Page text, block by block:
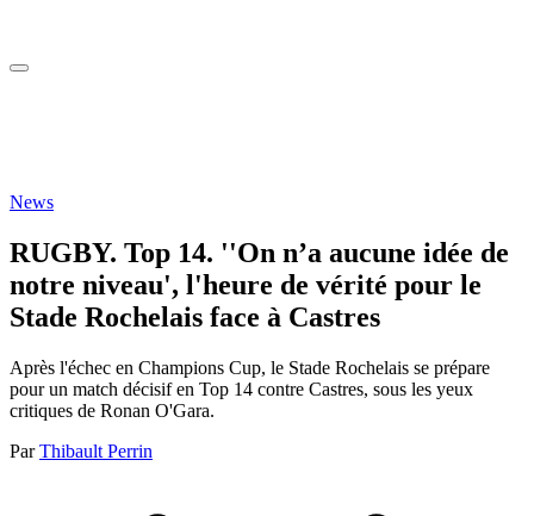
News
RUGBY. Top 14. ''On n’a aucune idée de
notre niveau', l'heure de vérité pour le
Stade Rochelais face à Castres
Après l'échec en Champions Cup, le Stade Rochelais se prépare
pour un match décisif en Top 14 contre Castres, sous les yeux
critiques de Ronan O'Gara.
Par Thibault Perrin